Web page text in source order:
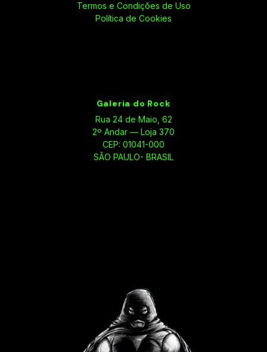
Termos e Condições de Uso
Política de Cookies
Galeria do Rock
Rua 24 de Maio, 62
2º Andar — Loja 370
CEP: 01041-000
SÃO PAULO- BRASIL